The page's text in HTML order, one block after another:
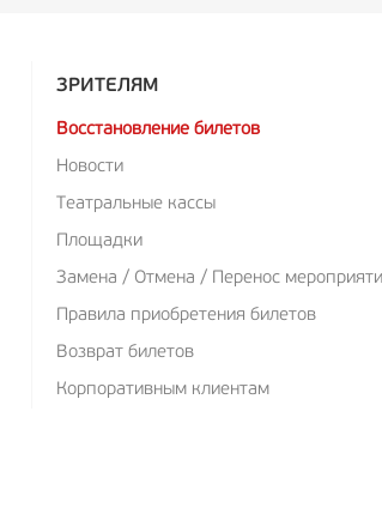
ЗРИТЕЛЯМ
Восстановление билетов
Новости
Театральные кассы
Площадки
Замена / Отмена / Перенос
Правила приобретения билетов
Возврат билетов
Корпоративным клиентам